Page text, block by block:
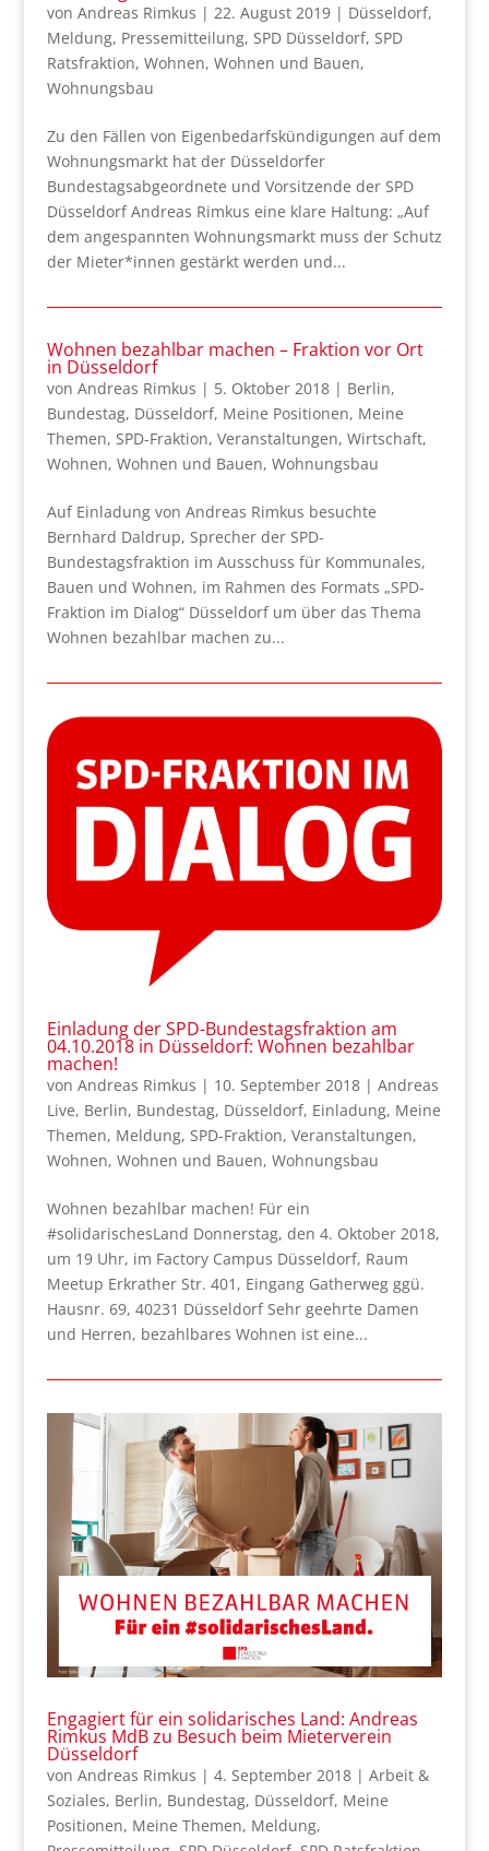
von Andreas Rimkus | 22. August 2019| Düsseldorf,
Meldung, Pressemitteilung, SPD Düsseldorf, SPD
Ratsfraktion, Wohnen, Wohnen und Bauen,
Wohnungsbau
Zu den Fällen von Eigenbedarfskündigungen auf dem
Wohnungsmarkt hat der Düsseldorfer
Bundestagsabgeordnete und Vorsitzende der SPD
Düsseldorf Andreas Rimkus eine klare Haltung: „Auf
dem angespannten Wohnungsmarkt muss der Schutz
der Mieter*innen gestärkt werden und...
Wohnen bezahlbar machen – Fraktion vor Ort
in Düsseldorf
von Andreas Rimkus | 5. Oktober 2018| Berlin,
Bundestag, Düsseldorf, Meine Positionen, Meine
Themen, SPD-Fraktion, Veranstaltungen, Wirtschaft,
Wohnen, Wohnen und Bauen, Wohnungsbau
Auf Einladung von Andreas Rimkus besuchte
Bernhard Daldrup, Sprecher der SPD-
Bundestagsfraktion im Ausschuss für Kommunales,
Bauen und Wohnen, im Rahmen des Formats „SPD-
Fraktion im Dialog“ Düsseldorf um über das Thema
Wohnen bezahlbar machen zu...
Einladung der SPD-Bundestagsfraktion am
04.10.2018 in Düsseldorf: Wohnen bezahlbar
machen!
von Andreas Rimkus | 10. September 2018| Andreas
Live, Berlin, Bundestag, Düsseldorf, Einladung, Meine
Themen, Meldung, SPD-Fraktion, Veranstaltungen,
Wohnen, Wohnen und Bauen, Wohnungsbau
Wohnen bezahlbar machen! Für ein
#solidarischesLand Donnerstag, den 4. Oktober 2018,
um 19 Uhr, im Factory Campus Düsseldorf, Raum
Meetup Erkrather Str. 401, Eingang Gatherweg ggü.
Hausnr. 69, 40231 Düsseldorf Sehr geehrte Damen
und Herren, bezahlbares Wohnen ist eine...
Engagiert für ein solidarisches Land: Andreas
Rimkus MdB zu Besuch beim Mieterverein
Düsseldorf
von Andreas Rimkus | 4. September 2018| Arbeit &
Soziales, Berlin, Bundestag, Düsseldorf, Meine
Positionen, Meine Themen, Meldung,